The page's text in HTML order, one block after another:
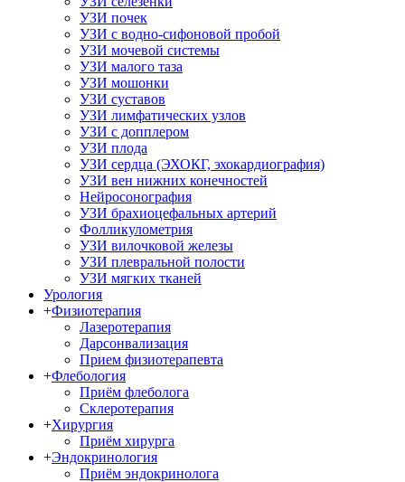
УЗИ почек
УЗИ с водно-сифоновой пробой
УЗИ мочевой системы
УЗИ малого таза
УЗИ мошонки
УЗИ суставов
УЗИ лимфатических узлов
УЗИ с допплером
УЗИ плода
УЗИ сердца (ЭХОКГ, эхокардиография)
УЗИ вен нижних конечностей
Нейросонография
УЗИ брахиоцефальных артерий
Фолликулометрия
УЗИ вилочковой железы
УЗИ плевральной полости
УЗИ мягких тканей
Урология
+Физиотерапия
Лазеротерапия
Дарсонвализация
Прием физиотерапевта
+Флебология
Приём флеболога
Склеротерапия
+Хирургия
Приём хирурга
+Эндокринология
Приём эндокринолога